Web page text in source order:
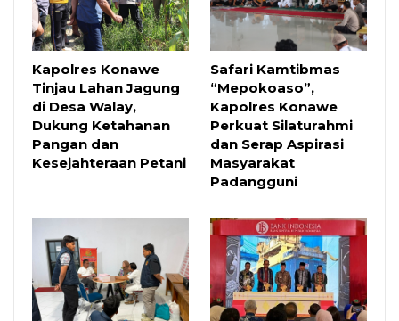
Kapolres Konawe
Tinjau Lahan Jagung
di Desa Walay,
Dukung Ketahanan
Pangan dan
Kesejahteraan Petani
Safari Kamtibmas
“Mepokoaso”,
Kapolres Konawe
Perkuat Silaturahmi
dan Serap Aspirasi
Masyarakat
Padangguni